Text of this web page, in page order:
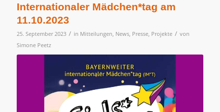
Internationaler Mädchen*tag am
11.10.2023
25. September 2023 / in Mitteilungen News, Presse, Projekte / von
Simone Peetz